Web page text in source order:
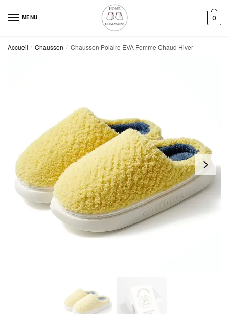
MENU 0
Accueil / Chausson / Chausson Polaire EVA Femme Chaud Hiver